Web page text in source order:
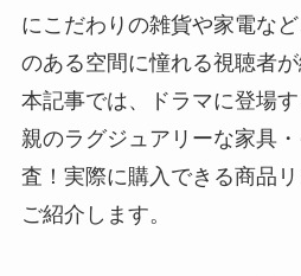
にこだわりの雑貨や家電な
のある空間に憧れる視聴者が
本記事では、ドラマに登場
親のラグジュアリーな家具
査！実際に購入できる商品
ご紹介します。